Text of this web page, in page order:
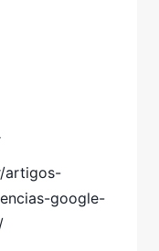
artigos-
google-